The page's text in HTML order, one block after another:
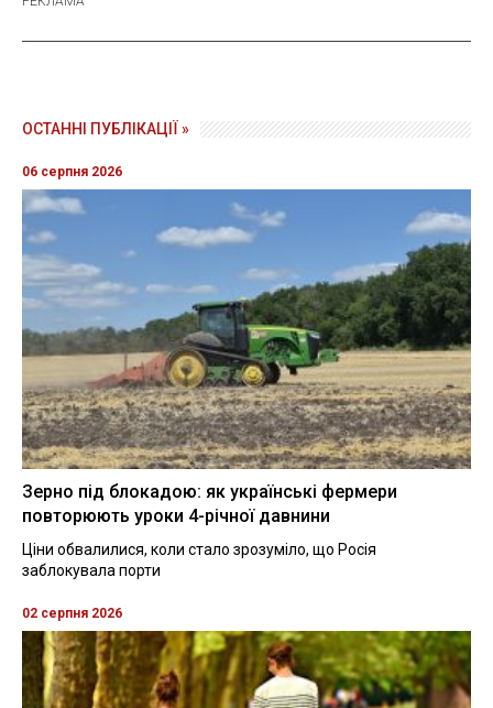
ОСТАННІ ПУБЛІКАЦІЇ »
06 серпня 2026
Зерно під блокадою: як українські фермери
повторюють уроки 4-річної давнини
Ціни обвалилися, коли стало зрозуміло, що Росія
заблокувала порти
02 серпня 2026